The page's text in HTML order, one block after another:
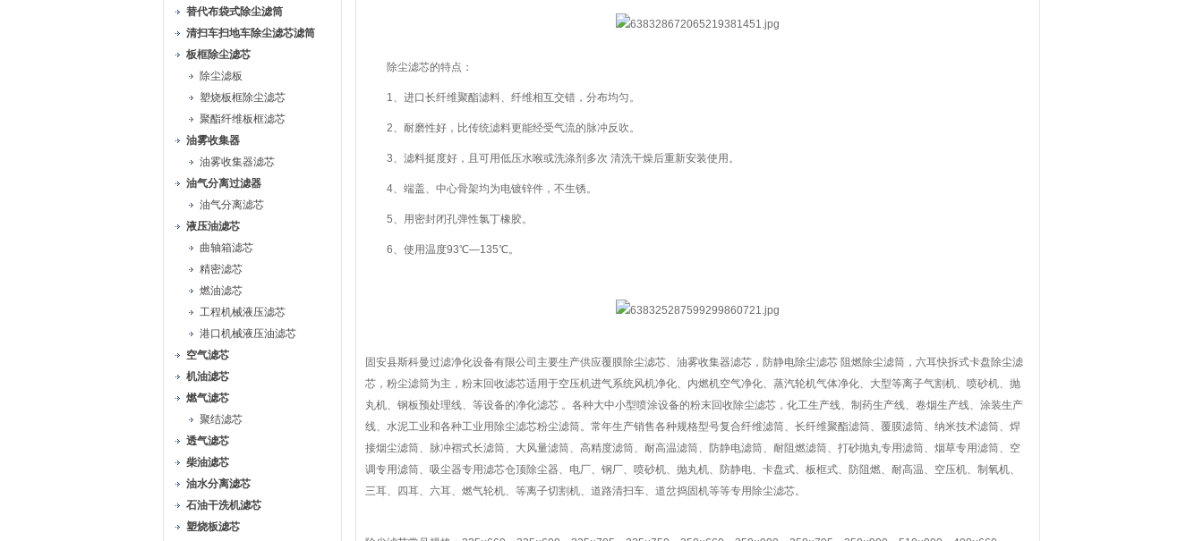
替代布袋式除尘滤筒
清扫车扫地车除尘滤芯滤筒
板框除尘滤芯
除尘滤板
塑烧板框除尘滤芯
聚酯纤维板框滤芯
油雾收集器
油雾收集器滤芯
油气分离过滤器
油气分离滤芯
液压油滤芯
曲轴箱滤芯
精密滤芯
燃油滤芯
工程机械液压滤芯
港口机械液压油滤芯
空气滤芯
机油滤芯
燃气滤芯
聚结滤芯
透气滤芯
柴油滤芯
油水分离滤芯
石油干洗机滤芯
塑烧板滤芯
除尘滤芯的特点：
1、进口长纤维聚酯滤料、纤维相互交错，分布均匀。
2、耐磨性好，比传统滤料更能经受气流的脉冲反吹。
3、滤料挺度好，且可用低压水喉或洗涤剂多次 清洗干燥后重新安装使用。
4、端盖、中心骨架均为电镀锌件，不生锈。
5、用密封闭孔弹性氯丁橡胶。
6、使用温度93℃—135℃。
固安县斯科曼过滤净化设备有限公司主要生产供应覆膜除尘滤芯、油雾收集器滤芯，防静电除尘滤芯 阻燃除尘滤筒，六耳快拆式卡盘除尘滤
芯，粉尘滤筒为主，粉末回收滤芯适用于空压机进气系统风机净化、内燃机空气净化、蒸汽轮机气体净化、大型等离子气割机、喷砂机、抛
丸机、钢板预处理线、等设备的净化滤芯 。各种大中小型喷涂设备的粉末回收除尘滤芯，化工生产线、制药生产线、卷烟生产线、涂装生产
线、水泥工业和各种工业用除尘滤芯粉尘滤筒。常年生产销售各种规格型号复合纤维滤筒、长纤维聚酯滤筒、覆膜滤筒、纳米技术滤筒、焊
接烟尘滤筒、脉冲褶式长滤筒、大风量滤筒、高精度滤筒、耐高温滤筒、防静电滤筒、耐阻燃滤筒、打砂抛丸专用滤筒、烟草专用滤筒、空
调专用滤筒、吸尘器专用滤芯仓顶除尘器、电厂、钢厂、喷砂机、抛丸机、防静电、卡盘式、板框式、防阻燃、耐高温、空压机、制氧机、
三耳、四耳、六耳、燃气轮机、等离子切割机、道路清扫车、道岔捣固机等等专用除尘滤芯。